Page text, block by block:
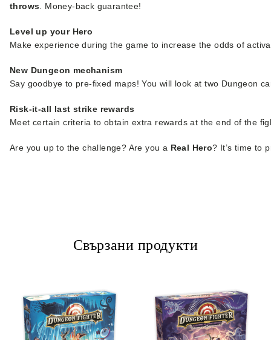
throws . Money-back guarantee!
Level up your Hero
Make experience during the game to increase the odds of
New Dungeon mechanism
Say goodbye to pre-fixed maps! You will look at two Dungeon
Risk-it-all last strike rewards
Meet certain criteria to obtain extra rewards at the end of the
Are you up to the challenge? Are you a Real Hero? It’s time to
Свързани продукти